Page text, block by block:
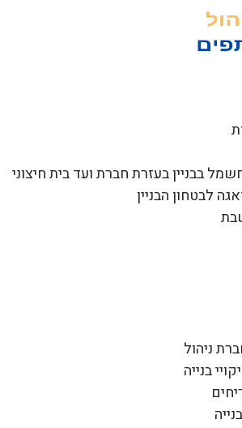
בבניין בעזרת חברת ועד בית חיצוני
לבטחון הבניין
ניהול
בנייה